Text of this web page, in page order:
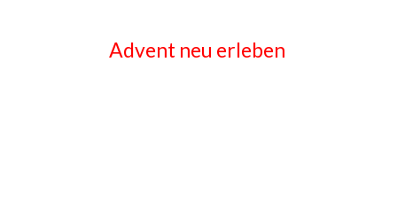
Advent neu erleben